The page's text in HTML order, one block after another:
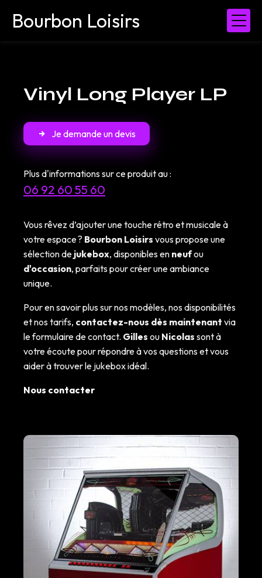
Bourbon Loisirs
Vinyl Long Player LP
Je demande un devis
Plus d'informations sur ce produit au :
06 92 60 55 60
Vous rêvez d’ajouter une touche rétro et musicale à
votre espace ? Bourbon Loisirs vous propose une
sélection de jukebox, disponibles en neufou
d'occasion, parfaits pour créer une ambiance
unique.
Pour en savoir plus sur nos modèles, nos disponibilités
et nos tarifs, contactez-nous dès maintenant via
le formulaire de contact. Gilles ou Nicolas sont à
votre écoute pour répondre à vos questions et vous
aider à trouver le jukebox idéal.
Nous contacter